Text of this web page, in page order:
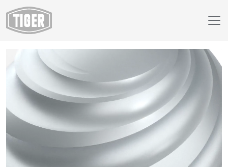
Webshop
29/90380 - standard silver